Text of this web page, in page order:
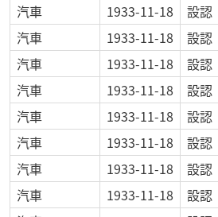
汽車
1933-11-18 設認
汽車
1933-11-18 設認
汽車
1933-11-18 設認
汽車
1933-11-18 設認
汽車
1933-11-18 設認
汽車
1933-11-18 設認
汽車
1933-11-18 設認
汽車
1933-11-18 設認